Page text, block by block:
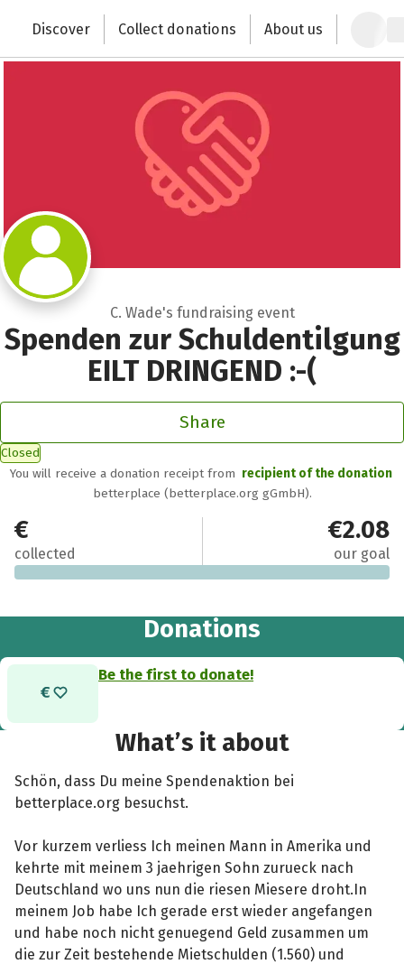
Change the world with your donation
Discover Collect donations About us
C. Wade's fundraising event
Spenden zur Schuldentilgung
EILT DRINGEND :-(
Share
Closed
You will receive a donation receipt from recipient of the donation
betterplace (betterplace.org gGmbH).
€0
collected
€2.08
our goal
Donations
Be the first to donate!
What’s it about
Schön, dass Du meine Spendenaktion bei
betterplace.org besuchst.
Vor kurzem verliess Ich meinen Mann in Amerika und
kehrte mit meinem 3 jaehrigen Sohn zurueck nach
Deutschland wo uns nun die riesen Miesere droht.In
meinem Job habe Ich gerade erst wieder angefangen
und habe noch nicht genuegend Geld zusammen um
die zur Zeit bestehende Mietschulden (1.560) und